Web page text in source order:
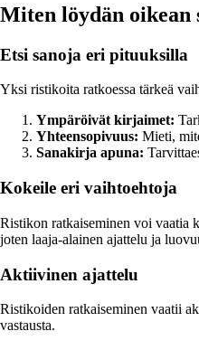
Miten löydän oikean
Etsi sanoja eri pituuksilla
Yksi ristikoita ratkoessa tärkeä
Ympäröivät kirjaimet:
Yhteensopivuus: Mieti,
Sanakirja apuna:
Kokeile eri vaihtoehtoja
Ristikon ratkaiseminen voi vaatia
joten laaja-alainen ajattelu ja
Aktiivinen ajattelu
Ristikoiden ratkaiseminen vaatii
vastausta.